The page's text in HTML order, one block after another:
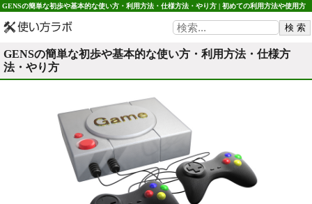
GENSの簡単な初歩や基本的な使い方・利用方法・仕様方法・やり方 | 初めての利用方法や使用方
GENSの簡単な初歩や基本的な使い方・利用方法・仕様方
法・やり方